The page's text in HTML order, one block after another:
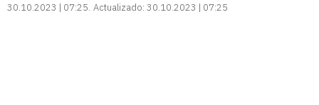
30.10.2023 | 07:25 Actualizado: 30.10.2023 | 07:25